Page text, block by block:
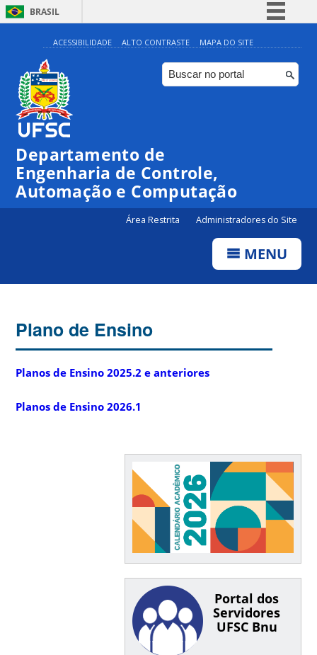
BRASIL
Simplifique!
Comunica BR
Participe
ACESSIBILIDADE ALTO CONTRASTE MAPA DO SITE
Departamento de
Engenharia de Controle,
Automação e Computação
Área Restrita Administradores do Site
MENU
Plano de Ensino
Planos de Ensino 2025.2 e anteriores
Planos de Ensino 2026.1
Portal dos
Servidores
UFSC Bnu